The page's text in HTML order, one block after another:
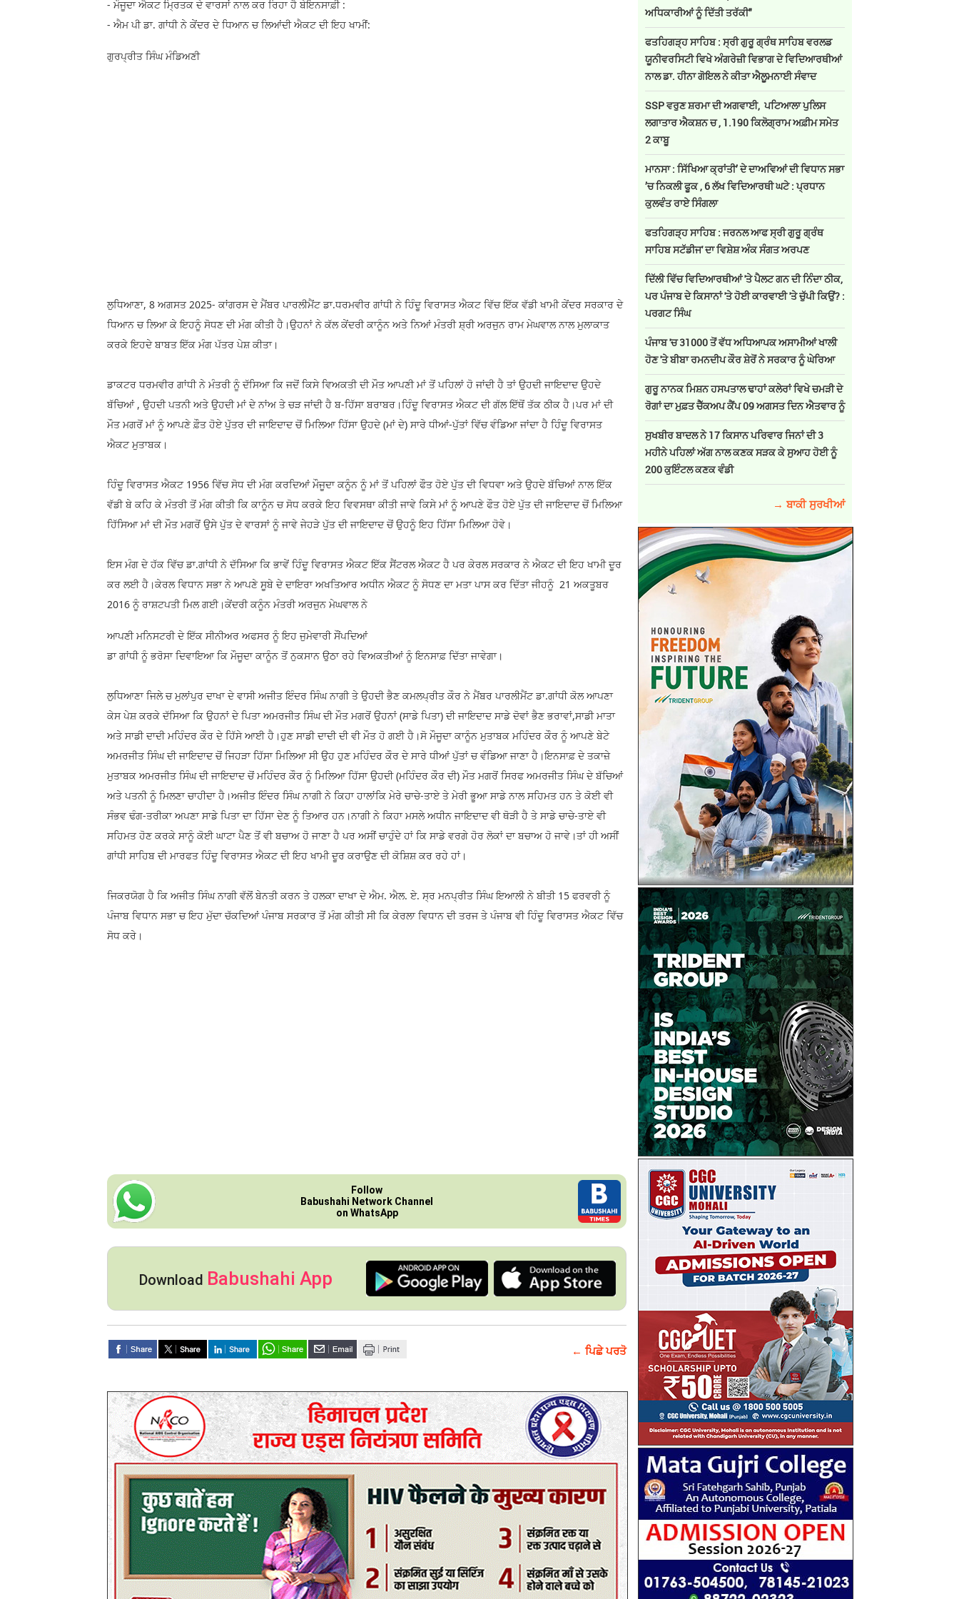
- ਮੌਜੂਦਾ ਐਕਟ ਮ੍ਰਿਤਕ ਦੇ ਵਾਰਸਾਂ ਨਾਲ ਕਰ ਰਿਹਾ ਹੈ ਬੇਇਨਸਾਫ਼ੀ :
- ਐਮ ਪੀ ਡਾ. ਗਾਂਧੀ ਨੇ ਕੇਂਦਰ ਦੇ ਧਿਆਨ ਚ ਲਿਆਂਦੀ ਐਕਟ ਦੀ ਇਹ ਖਾਮੀਂ:
ਗੁਰਪ੍ਰੀਤ ਸਿੰਘ ਮੰਡਿਅਣੀ
ਲੁਧਿਆਣਾ, 8 ਅਗਸਤ 2025- ਕਾਂਗਰਸ ਦੇ ਮੈਂਬਰ ਪਾਰਲੀਮੈਂਟ ਡਾ.ਧਰਮਵੀਰ ਗਾਂਧੀ ਨੇ ਹਿੰਦੂ ਵਿਰਾਸਤ ਐਕਟ ਵਿੱਚ ਇੱਕ ਵੱਡੀ ਖਾਮੀ ਕੇਂਦਰ ਸਰਕਾਰ ਦੇ
ਧਿਆਨ ਚ ਲਿਆ ਕੇ ਇਹਨੂੰ ਸੋਧਣ ਦੀ ਮੰਗ ਕੀਤੀ ਹੈ।ਉਹਨਾਂ ਨੇ ਕੱਲ ਕੇਂਦਰੀ ਕਾਨੂੰਨ ਅਤੇ ਨਿਆਂ ਮੰਤਰੀ ਸ਼੍ਰੀ ਅਰਜੁਨ ਰਾਮ ਮੇਘਵਾਲ ਨਾਲ ਮੁਲਾਕਾਤ
ਕਰਕੇ ਇਹਦੇ ਬਾਬਤ ਇੱਕ ਮੰਗ ਪੱਤਰ ਪੇਸ਼ ਕੀਤਾ।
ਡਾਕਟਰ ਧਰਮਵੀਰ ਗਾਂਧੀ ਨੇ ਮੰਤਰੀ ਨੂੰ ਦੱਸਿਆ ਕਿ ਜਦੋਂ ਕਿਸੇ ਵਿਅਕਤੀ ਦੀ ਮੌਤ ਆਪਣੀ ਮਾਂ ਤੋਂ ਪਹਿਲਾਂ ਹੋ ਜਾਂਦੀ ਹੈ ਤਾਂ ਉਹਦੀ ਜਾਇਦਾਦ ਉਹਦੇ
ਬੱਚਿਆਂ , ਉਹਦੀ ਪਤਨੀ ਅਤੇ ਉਹਦੀ ਮਾਂ ਦੇ ਨਾਂਅ ਤੇ ਚੜ ਜਾਂਦੀ ਹੈ ਬ-ਹਿੱਸਾ ਬਰਾਬਰ।ਹਿੰਦੂ ਵਿਰਾਸਤ ਐਕਟ ਦੀ ਗੱਲ ਇੱਥੋਂ ਤੱਕ ਠੀਕ ਹੈ।ਪਰ ਮਾਂ ਦੀ
ਮੌਤ ਮਗਰੋਂ ਮਾਂ ਨੂੰ ਆਪਣੇ ਫ਼ੌਤ ਹੋਏ ਪੁੱਤਰ ਦੀ ਜਾਇਦਾਦ ਚੋਂ ਮਿਲਿਆ ਹਿੱਸਾ ਉਹਦੇ (ਮਾਂ ਦੇ) ਸਾਰੇ ਧੀਆਂ-ਪੁੱਤਾਂ ਵਿੱਚ ਵੰਡਿਆ ਜਾਂਦਾ ਹੈ ਹਿੰਦੂ ਵਿਰਾਸਤ
ਐਕਟ ਮੁਤਾਬਕ।
ਹਿੰਦੂ ਵਿਰਾਸਤ ਐਕਟ 1956 ਵਿੱਚ ਸੋਧ ਦੀ ਮੰਗ ਕਰਦਿਆਂ ਮੌਜੂਦਾ ਕਨੂੰਨ ਨੂੰ ਮਾਂ ਤੋਂ ਪਹਿਲਾਂ ਫੌਤ ਹੋਏ ਪੁੱਤ ਦੀ ਵਿਧਵਾ ਅਤੇ ਉਹਦੇ ਬੱਚਿਆਂ ਨਾਲ ਇੱਕ
ਵੱਡੀ ਬੇ ਕਹਿ ਕੇ ਮੰਤਰੀ ਤੋਂ ਮੰਗ ਕੀਤੀ ਕਿ ਕਾਨੂੰਨ ਚ ਸੋਧ ਕਰਕੇ ਇਹ ਵਿਵਸਥਾ ਕੀਤੀ ਜਾਵੇ ਕਿਸੇ ਮਾਂ ਨੂੰ ਆਪਣੇ ਫੌਤ ਹੋਏ ਪੁੱਤ ਦੀ ਜਾਇਦਾਦ ਚੋਂ ਮਿਲਿਆ
ਹਿੱਸਿਆ ਮਾਂ ਦੀ ਮੌਤ ਮਗਰੋਂ ਉਸੇ ਪੁੱਤ ਦੇ ਵਾਰਸਾਂ ਨੂੰ ਜਾਵੇ ਜੇਹੜੇ ਪੁੱਤ ਦੀ ਜਾਇਦਾਦ ਚੋਂ ਉਹਨੂੰ ਇਹ ਹਿੱਸਾ ਮਿਲਿਆ ਹੋਵੇ।
ਇਸ ਮੰਗ ਦੇ ਹੱਕ ਵਿੱਚ ਡਾ.ਗਾਂਧੀ ਨੇ ਦੱਸਿਆ ਕਿ ਭਾਵੇਂ ਹਿੰਦੂ ਵਿਰਾਸਤ ਐਕਟ ਇੱਕ ਸੈਂਟਰਲ ਐਕਟ ਹੈ ਪਰ ਕੇਰਲ ਸਰਕਾਰ ਨੇ ਐਕਟ ਦੀ ਇਹ ਖਾਮੀ ਦੂਰ
ਕਰ ਲਈ ਹੈ।ਕੇਰਲ ਵਿਧਾਨ ਸਭਾ ਨੇ ਆਪਣੇ ਸੂਬੇ ਦੇ ਦਾਇਰਾ ਅਖਤਿਆਰ ਅਧੀਨ ਐਕਟ ਨੂੰ ਸੋਧਣ ਦਾ ਮਤਾ ਪਾਸ ਕਰ ਦਿੱਤਾ ਜੀਹਨੂੰ 21 ਅਕਤੂਬਰ
2016 ਨੂੰ ਰਾਸ਼ਟਪਤੀ ਮਿਲ ਗਈ।ਕੇਂਦਰੀ ਕਨੂੰਨ ਮੰਤਰੀ ਅਰਜੁਨ ਮੇਘਵਾਲ ਨੇ
ਆਪਣੀ ਮਨਿਸਟਰੀ ਦੇ ਇੱਕ ਸੀਨੀਅਰ ਅਫਸਰ ਨੂੰ ਇਹ ਜੁਮੇਵਾਰੀ ਸੌਂਪਦਿਆਂ
ਡਾ ਗਾਂਧੀ ਨੂੰ ਭਰੋਸਾ ਦਿਵਾਇਆ ਕਿ ਮੌਜੂਦਾ ਕਾਨੂੰਨ ਤੋਂ ਨੁਕਸਾਨ ਉਠਾ ਰਹੇ ਵਿਅਕਤੀਆਂ ਨੂੰ ਇਨਸਾਫ਼ ਦਿੱਤਾ ਜਾਵੇਗਾ।
ਲੁਧਿਆਣਾ ਜਿਲੇ ਚ ਮੁਲਾਂਪੁਰ ਦਾਖਾ ਦੇ ਵਾਸੀ ਅਜੀਤ ਇੰਦਰ ਸਿੰਘ ਨਾਗੀ ਤੇ ਉਹਦੀ ਭੈਣ ਕਮਲਪ੍ਰੀਤ ਕੌਰ ਨੇ ਮੈਂਬਰ ਪਾਰਲੀਮੈਂਟ ਡਾ.ਗਾਂਧੀ ਕੋਲ ਆਪਣਾ
ਕੇਸ ਪੇਸ਼ ਕਰਕੇ ਦੱਸਿਆ ਕਿ ਉਹਨਾਂ ਦੇ ਪਿਤਾ ਅਮਰਜੀਤ ਸਿੰਘ ਦੀ ਮੌਤ ਮਗਰੋਂ ਉਹਨਾਂ (ਸਾਡੇ ਪਿਤਾ) ਦੀ ਜਾਇਦਾਦ ਸਾਡੇ ਦੋਵਾਂ ਭੈਣ ਭਰਾਵਾਂ,ਸਾਡੀ ਮਾਤਾ
ਅਤੇ ਸਾਡੀ ਦਾਦੀ ਮਹਿੰਦਰ ਕੌਰ ਦੇ ਹਿੱਸੇ ਆਈ ਹੈ।ਹੁਣ ਸਾਡੀ ਦਾਦੀ ਦੀ ਵੀ ਮੌਤ ਹੋ ਗਈ ਹੈ।ਸੋ ਮੌਜੂਦਾ ਕਾਨੂੰਨ ਮੁਤਾਬਕ ਮਹਿੰਦਰ ਕੌਰ ਨੂੰ ਆਪਣੇ ਬੇਟੇ
ਅਮਰਜੀਤ ਸਿੰਘ ਦੀ ਜਾਇਦਾਦ ਚੋਂ ਜਿਹੜਾ ਹਿੱਸਾ ਮਿਲਿਆ ਸੀ ਉਹ ਹੁਣ ਮਹਿੰਦਰ ਕੌਰ ਦੇ ਸਾਰੇ ਧੀਆਂ ਪੁੱਤਾਂ ਚ ਵੰਡਿਆ ਜਾਣਾ ਹੈ।ਇਨਸਾਫ਼ ਦੇ ਤਕਾਜ਼ੇ
ਮੁਤਾਬਕ ਅਮਰਜੀਤ ਸਿੰਘ ਦੀ ਜਾਇਦਾਦ ਚੋਂ ਮਹਿੰਦਰ ਕੌਰ ਨੂੰ ਮਿਲਿਆ ਹਿੱਸਾ ਉਹਦੀ (ਮਹਿੰਦਰ ਕੌਰ ਦੀ) ਮੌਤ ਮਗਰੋਂ ਸਿਰਫ ਅਮਰਜੀਤ ਸਿੰਘ ਦੇ ਬੱਚਿਆਂ
ਅਤੇ ਪਤਨੀ ਨੂੰ ਮਿਲਣਾ ਚਾਹੀਦਾ ਹੈ।ਅਜੀਤ ਇੰਦਰ ਸਿੰਘ ਨਾਗੀ ਨੇ ਕਿਹਾ ਹਾਲਾਂਕਿ ਮੇਰੇ ਚਾਚੇ-ਤਾਏ ਤੇ ਮੇਰੀ ਭੂਆ ਸਾਡੇ ਨਾਲ ਸਹਿਮਤ ਹਨ ਤੇ ਕੋਈ ਵੀ
ਸੰਭਵ ਢੰਗ-ਤਰੀਕਾ ਅਪਣਾ ਸਾਡੇ ਪਿਤਾ ਦਾ ਹਿੱਸਾ ਦੇਣ ਨੂੰ ਤਿਆਰ ਹਨ।ਨਾਗੀ ਨੇ ਕਿਹਾ ਮਸਲੇ ਅਧੀਨ ਜਾਇਦਾਦ ਵੀ ਥੋੜੀ ਹੈ ਤੇ ਸਾਡੇ ਚਾਚੇ-ਤਾਏ ਵੀ
ਸਹਿਮਤ ਹੋਣ ਕਰਕੇ ਸਾਨੂੰ ਕੋਈ ਘਾਟਾ ਪੈਣ ਤੋਂ ਵੀ ਬਚਾਅ ਹੋ ਜਾਣਾ ਹੈ ਪਰ ਅਸੀਂ ਚਾਹੁੰਦੇ ਹਾਂ ਕਿ ਸਾਡੇ ਵਰਗੇ ਹੋਰ ਲੋਕਾਂ ਦਾ ਬਚਾਅ ਹੋ ਜਾਵੇ।ਤਾਂ ਹੀ ਅਸੀਂ
ਗਾਂਧੀ ਸਾਹਿਬ ਦੀ ਮਾਰਫਤ ਹਿੰਦੂ ਵਿਰਾਸਤ ਐਕਟ ਦੀ ਇਹ ਖਾਮੀ ਦੂਰ ਕਰਾਉਣ ਦੀ ਕੋਸ਼ਿਸ਼ ਕਰ ਰਹੇ ਹਾਂ।
ਜਿਕਰਯੋਗ ਹੈ ਕਿ ਅਜੀਤ ਸਿੰਘ ਨਾਗੀ ਵੱਲੋਂ ਬੇਨਤੀ ਕਰਨ ਤੇ ਹਲਕਾ ਦਾਖਾ ਦੇ ਐਮ. ਐਲ. ਏ. ਸ੍ਰ ਮਨਪ੍ਰੀਤ ਸਿੰਘ ਇਆਲੀ ਨੇ ਬੀਤੀ 15 ਫਰਵਰੀ ਨੂੰ
ਪੰਜਾਬ ਵਿਧਾਨ ਸਭਾ ਚ ਇਹ ਮੁੱਦਾ ਚੱਕਦਿਆਂ ਪੰਜਾਬ ਸਰਕਾਰ ਤੋਂ ਮੰਗ ਕੀਤੀ ਸੀ ਕਿ ਕੇਰਲਾ ਵਿਧਾਨ ਦੀ ਤਰਜ ਤੇ ਪੰਜਾਬ ਵੀ ਹਿੰਦੂ ਵਿਰਾਸਤ ਐਕਟ ਵਿੱਚ
ਸੋਧ ਕਰੇ।
Follow
Babushahi Network Channel
on WhatsApp
Download Babushahi App
← ਪਿਛੇ ਪਰਤੋ
ਅਧਿਕਾਰੀਆਂ ਨੂੰ ਦਿੱਤੀ ਤਰੱਕੀ"
ਫਤਹਿਗੜ੍ਹ ਸਾਹਿਬ : ਸ੍ਰੀ ਗੁਰੂ ਗ੍ਰੰਥ ਸਾਹਿਬ ਵਰਲਡ
ਯੂਨੀਵਰਸਿਟੀ ਵਿਖੇ ਅੰਗਰੇਜ਼ੀ ਵਿਭਾਗ ਦੇ ਵਿਦਿਆਰਥੀਆਂ
ਨਾਲ ਡਾ. ਹੀਨਾ ਗੋਇਲ ਨੇ ਕੀਤਾ ਐਲੂਮਨਾਈ ਸੰਵਾਦ
SSP ਵਰੁਣ ਸ਼ਰਮਾ ਦੀ ਅਗਵਾਈ, ਪਟਿਆਲਾ ਪੁਲਿਸ
ਲਗਾਤਾਰ ਐਕਸ਼ਨ ਚ , 1.190 ਕਿਲੋਗ੍ਰਾਮ ਅਫ਼ੀਮ ਸਮੇਤ
2 ਕਾਬੂ
ਮਾਨਸਾ : ਸਿੱਖਿਆ ਕ੍ਰਾਂਤੀ’ ਦੇ ਦਾਅਵਿਆਂ ਦੀ ਵਿਧਾਨ ਸਭਾ
’ਚ ਨਿਕਲੀ ਫੂਕ , 6 ਲੱਖ ਵਿਦਿਆਰਥੀ ਘਟੇ : ਪ੍ਰਧਾਨ
ਕੁਲਵੰਤ ਰਾਏ ਸਿੰਗਲਾ
ਫਤਹਿਗੜ੍ਹ ਸਾਹਿਬ : ਜਰਨਲ ਆਫ ਸ੍ਰੀ ਗੁਰੂ ਗ੍ਰੰਥ
ਸਾਹਿਬ ਸਟੱਡੀਜ' ਦਾ ਵਿਸ਼ੇਸ਼ ਅੰਕ ਸੰਗਤ ਅਰਪਣ
ਦਿੱਲੀ ਵਿੱਚ ਵਿਦਿਆਰਥੀਆਂ 'ਤੇ ਪੈਲਟ ਗਨ ਦੀ ਨਿੰਦਾ ਠੀਕ,
ਪਰ ਪੰਜਾਬ ਦੇ ਕਿਸਾਨਾਂ 'ਤੇ ਹੋਈ ਕਾਰਵਾਈ 'ਤੇ ਚੁੱਪੀ ਕਿਉਂ? :
ਪਰਗਟ ਸਿੰਘ
ਪੰਜਾਬ 'ਚ 31000 ਤੋਂ ਵੱਧ ਅਧਿਆਪਕ ਅਸਾਮੀਆਂ ਖਾਲੀ
ਹੋਣ 'ਤੇ ਬੀਬਾ ਰਮਨਦੀਪ ਕੌਰ ਸ਼ੇਰੋਂ ਨੇ ਸਰਕਾਰ ਨੂੰ ਘੇਰਿਆ
ਗੁਰੂ ਨਾਨਕ ਮਿਸ਼ਨ ਹਸਪਤਾਲ ਢਾਹਾਂ ਕਲੇਰਾਂ ਵਿਖੇ ਚਮੜੀ ਦੇ
ਰੋਗਾਂ ਦਾ ਮੁਫ਼ਤ ਚੈੱਕਅਪ ਕੈਂਪ 09 ਅਗਸਤ ਦਿਨ ਐਤਵਾਰ ਨੂੰ
ਸੁਖਬੀਰ ਬਾਦਲ ਨੇ 17 ਕਿਸਾਨ ਪਰਿਵਾਰ ਜਿਨਾਂ ਦੀ 3
ਮਹੀਨੇ ਪਹਿਲਾਂ ਅੱਗ ਨਾਲ ਕਣਕ ਸੜਕ ਕੇ ਸੁਆਹ ਹੋਈ ਨੂੰ
200 ਕੁਇੰਟਲ ਕਣਕ ਵੰਡੀ
→ ਬਾਕੀ ਸੁਰਖੀਆਂ